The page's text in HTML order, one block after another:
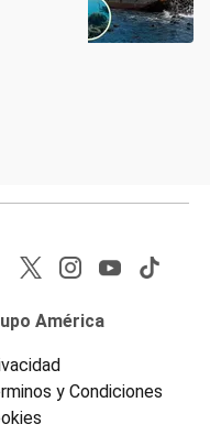
América
y Condiciones